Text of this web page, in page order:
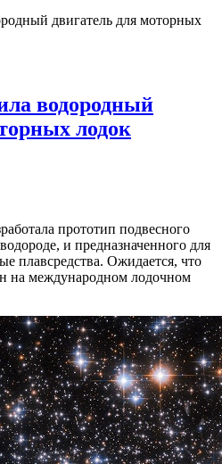
водородный
лодок
прототип подвесного
и предназначенного для
плавсредства. Ожидается, что
на международном лодочном